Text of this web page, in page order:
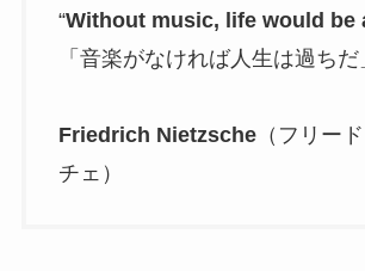
“Without music, life would be
「音楽がなければ人生は過ちだ
Friedrich Nietzsche（フリー
チェ）